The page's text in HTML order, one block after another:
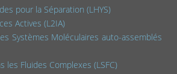
pour la Séparation (LHYS)
Actives (L2IA)
Systèmes Moléculaires auto-assemblés
les Fluides Complexes (LSFC)